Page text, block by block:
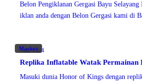
Belon Pengiklanan Gergasi Bayu
iklan anda dengan Belon Gergasi kami di
ajaib kepada setiap kempen.
Maskot
Julai 2024
Replika Inflatable Watak Permainan
Masuki dunia Honor of Kings dengan